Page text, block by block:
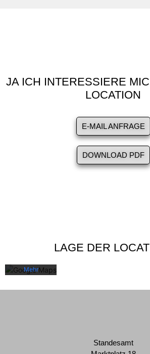
JA ICH INTERESSIERE
LOCATION
E-MAIL ANFRAGE
DOWNLOAD PDF
LAGE DER
Mehr
Standesamt